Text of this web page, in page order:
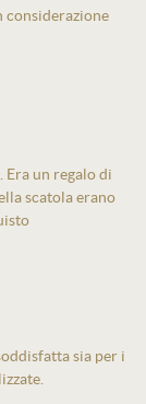
considerazione
Era un regalo di
scatola erano
sia per i